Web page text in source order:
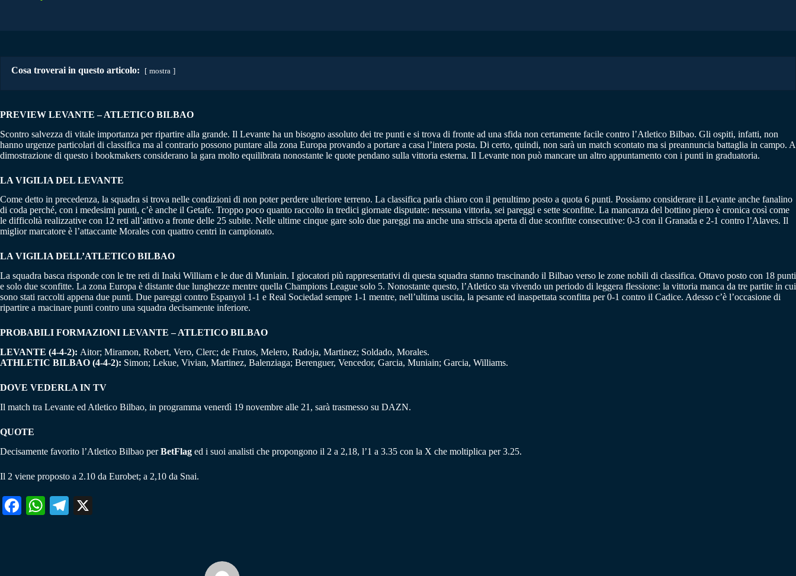
Cosa troverai in questo articolo: mostra
PREVIEW LEVANTE – ATLETICO BILBAO
Scontro salvezza di vitale importanza per ripartire alla grande. Il Levante ha un bisogno assoluto dei tre punti e si trova di fronte ad una sfida non certamente facile contro l’Atletico Bilbao. Gli ospiti, infatti, non
hanno urgenze particolari di classifica ma al contrario possono puntare alla zona Europa provando a portare a casa l’intera posta. Di certo, quindi, non sarà un match scontato ma si preannuncia battaglia in campo. A
dimostrazione di questo i bookmakers considerano la gara molto equilibrata nonostante le quote pendano sulla vittoria esterna. Il Levante non può mancare un altro appuntamento con i punti in graduatoria.
LA VIGILIA DEL LEVANTE
Come detto in precedenza, la squadra si trova nelle condizioni di non poter perdere ulteriore terreno. La classifica parla chiaro con il penultimo posto a quota 6 punti. Possiamo considerare il Levante anche fanalino
di coda perché, con i medesimi punti, c’è anche il Getafe. Troppo poco quanto raccolto in tredici giornate disputate: nessuna vittoria, sei pareggi e sette sconfitte. La mancanza del bottino pieno è cronica così come
le difficoltà realizzative con 12 reti all’attivo a fronte delle 25 subite. Nelle ultime cinque gare solo due pareggi ma anche una striscia aperta di due sconfitte consecutive: 0-3 con il Granada e 2-1 contro l’Alaves. Il
miglior marcatore è l’attaccante Morales con quattro centri in campionato.
LA VIGILIA DELL’ATLETICO BILBAO
La squadra basca risponde con le tre reti di Inaki William e le due di Muniain. I giocatori più rappresentativi di questa squadra stanno trascinando il Bilbao verso le zone nobili di classifica. Ottavo posto con 18 punti
e solo due sconfitte. La zona Europa è distante due lunghezze mentre quella Champions League solo 5. Nonostante questo, l’Atletico sta vivendo un periodo di leggera flessione: la vittoria manca da tre partite in cui
sono stati raccolti appena due punti. Due pareggi contro Espanyol 1-1 e Real Sociedad sempre 1-1 mentre, nell’ultima uscita, la pesante ed inaspettata sconfitta per 0-1 contro il Cadice. Adesso c’è l’occasione di
ripartire a macinare punti contro una squadra decisamente inferiore.
PROBABILI FORMAZIONI LEVANTE – ATLETICO BILBAO
LEVANTE (4-4-2): Aitor; Miramon, Robert, Vero, Clerc; de Frutos, Melero, Radoja, Martinez; Soldado, Morales.
ATHLETIC BILBAO (4-4-2): Simon; Lekue, Vivian, Martinez, Balenziaga; Berenguer, Vencedor, Garcia, Muniain; Garcia, Williams.
DOVE VEDERLA IN TV
Il match tra Levante ed Atletico Bilbao, in programma venerdì 19 novembre alle 21, sarà trasmesso su DAZN.
QUOTE
Decisamente favorito l’Atletico Bilbao perBetFlag ed i suoi analisti che propongono il 2 a 2,18, l’1 a 3.35 con la X che moltiplica per 3.25.
Il 2 viene proposto a 2.10 da Eurobet; a 2,10 da Snai.
Fa W
Te